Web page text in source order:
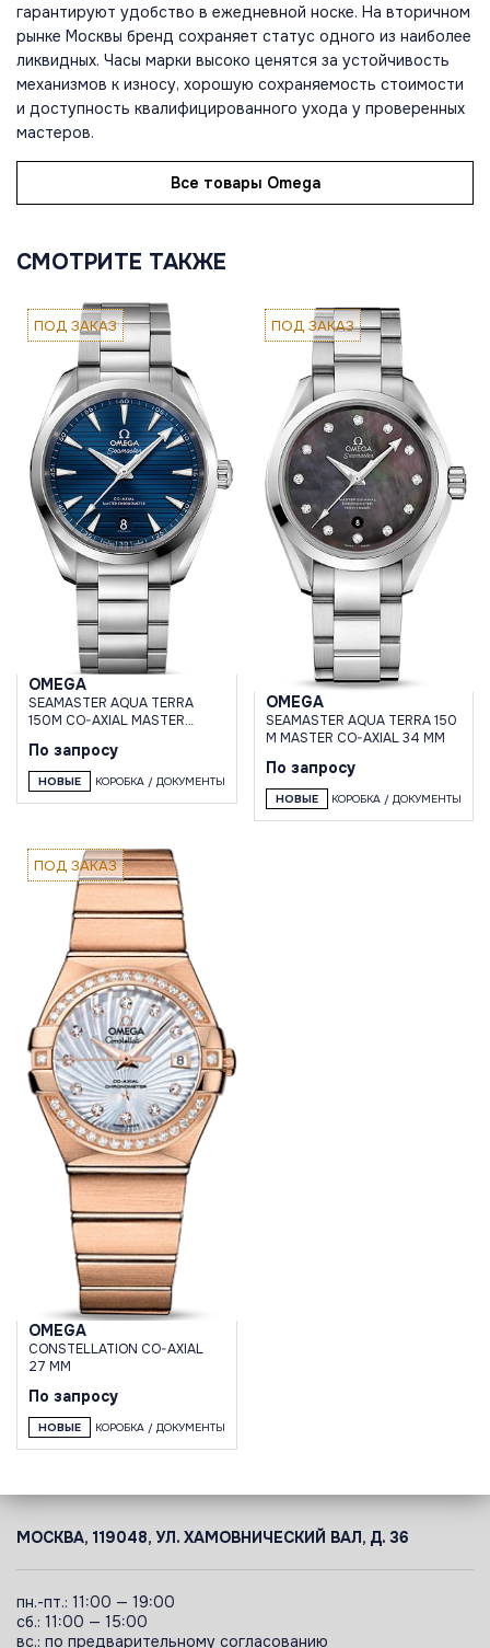
гарантируют удобство в ежедневной носке. На вторичном
рынке Москвы бренд сохраняет статус одного из наиболее
ликвидных. Часы марки высоко ценятся за устойчивость
механизмов к износу, хорошую сохраняемость стоимости
и доступность квалифицированного ухода у проверенных
мастеров.
Все товары Omega
СМОТРИТЕ ТАКЖЕ
ПОД ЗАКАЗ
OMEGA
SEAMASTER AQUA TERRA
150M CO-AXIAL MASTER
По запросу
НОВЫЕ КОРОБКА / ДОКУМЕНТЫ
ПОД ЗАКАЗ
OMEGA
SEAMASTER AQUA TERRA 150
M MASTER CO-AXIAL 34 MM
По запросу
НОВЫЕ КОРОБКА / ДОКУМЕНТЫ
ПОД ЗАКАЗ
OMEGA
CONSTELLATION CO-AXIAL
27 MM
По запросу
НОВЫЕ КОРОБКА / ДОКУМЕНТЫ
МОСКВА, 119048, УЛ. ХАМОВНИЧЕСКИЙ ВАЛ, Д. 36
пн.-пт.: 11:00 — 19:00
сб.: 11:00 — 15:00
вс.: по предварительному согласованию